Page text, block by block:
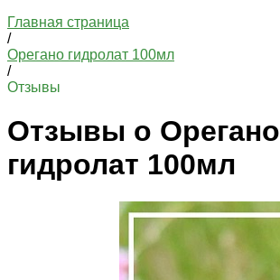
Главная страница
/
Орегано гидролат 100мл
/
Отзывы
Отзывы о Орегано
гидролат 100мл